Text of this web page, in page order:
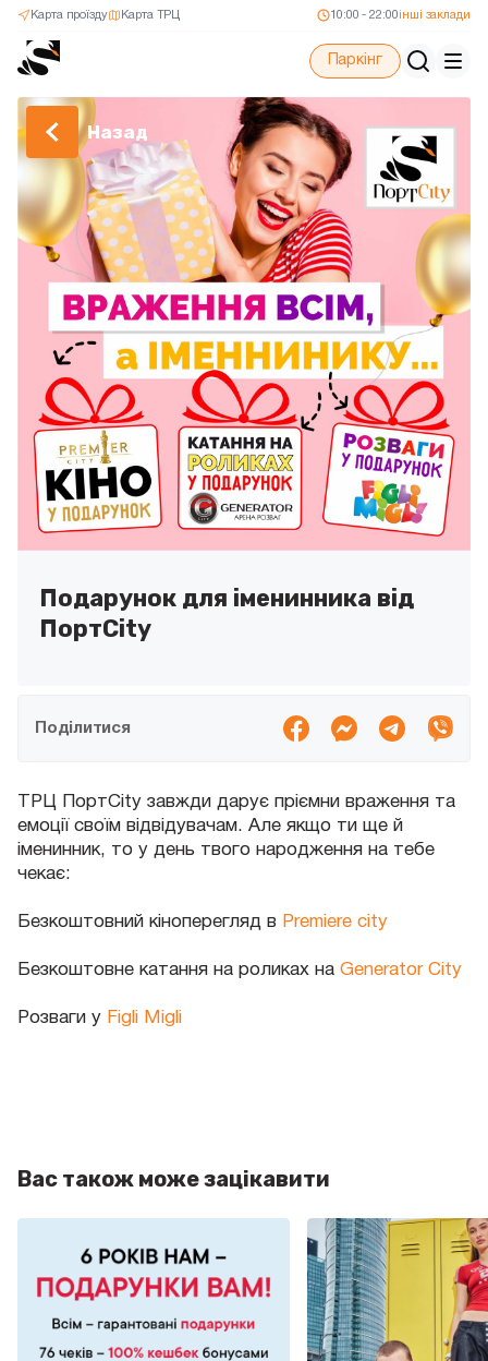
Карта ТРЦ
Карта проїзду 10:00 - 22:00 інші заклади
Паркінг
Назад
Подарунок для іменинника від
ПортCity
Поділитися
ТРЦ ПортCity завжди дарує пріємни враження та
емоції своїм відвідувачам. Але якщо ти ще й
іменинник, то у день твого народження на тебе
чекає:
Безкоштовний кіноперегляд в Premiere city
Безкоштовне катання на роликах на Generator City
Розваги у Figli Migli
Вас також може зацікавити